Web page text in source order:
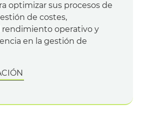
optimizar sus procesos de
de costes,
operativo y
en la gestión de